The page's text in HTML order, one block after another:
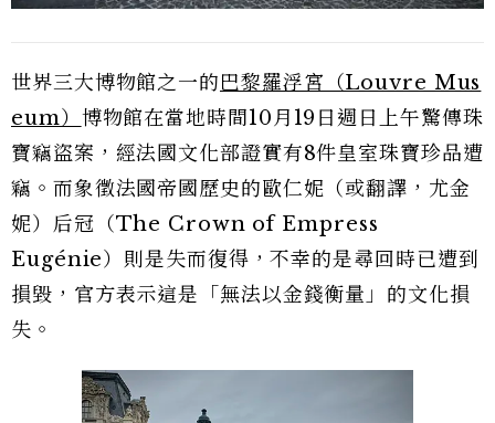
世界三大博物館之一的巴黎羅浮宮（Louvre Mus
eum） 博物館在當地時間10月19日週日上午驚傳珠
寶竊盜案，經法國文化部證實有8件皇室珠寶珍品遭
竊。而象徵法國帝國歷史的歐仁妮（或翻譯，尤金
妮）后冠（The Crown of Empress
Eugénie）則是失而復得，不幸的是尋回時已遭到
損毀，官方表示這是「無法以金錢衡量」的文化損
失。